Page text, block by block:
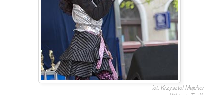
fot. Krzysztof Majcher